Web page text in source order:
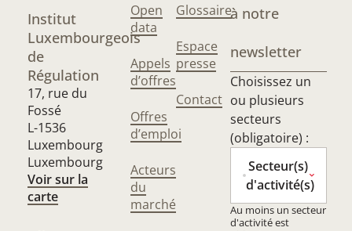
Institut
Luxembourgeois
de
Régulation
17, rue du
Fossé
L-1536
Luxembourg
Luxembourg
Voir sur la
carte
Open
data
Appels
d’offres
Offres
d’emploi
Acteurs
du
marché
Glossaire
Espace
presse
Contact
à notre
newsletter
Choisissez un
ou plusieurs
secteurs
(obligatoire) :
Secteur(s)
d'activité(s)
Au moins un secteur
d'activité est